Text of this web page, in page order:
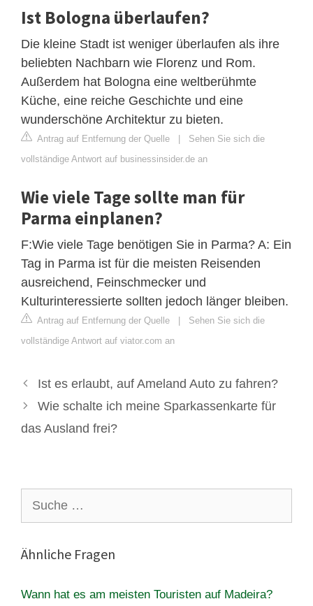
Ist Bologna überlaufen?
Die kleine Stadt ist weniger überlaufen als ihre
beliebten Nachbarn wie Florenz und Rom.
Außerdem hat Bologna eine weltberühmte
Küche, eine reiche Geschichte und eine
wunderschöne Architektur zu bieten.
Antrag auf Entfernung der Quelle | Sehen Sie sich die
vollständige Antwort auf businessinsider.de an
Wie viele Tage sollte man für
Parma einplanen?
F:Wie viele Tage benötigen Sie in Parma? A: Ein
Tag in Parma ist für die meisten Reisenden
ausreichend, Feinschmecker und
Kulturinteressierte sollten jedoch länger bleiben.
Antrag auf Entfernung der Quelle | Sehen Sie sich die
vollständige Antwort auf viator.com an
Ist es erlaubt, auf Ameland Auto zu fahren?
Wie schalte ich meine Sparkassenkarte für
das Ausland frei?
nach:
Ähnliche Fragen
Wann hat es am meisten Touristen auf Madeira?